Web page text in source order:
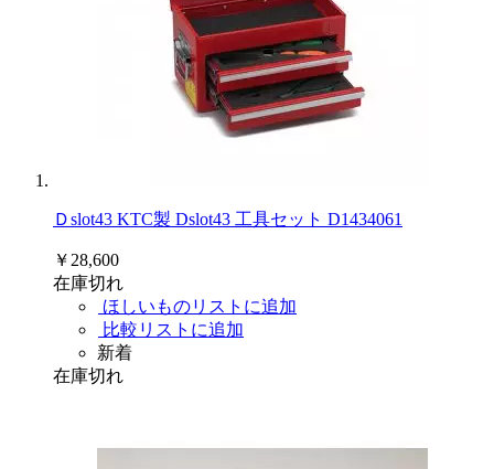
Ｄslot43 KTC製 Dslot43 工具セット D1434061
￥28,600
在庫切れ
ほしいものリストに追加
比較リストに追加
新着
在庫切れ